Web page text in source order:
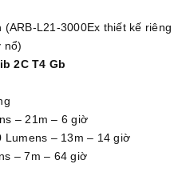
(ARB-L21-3000Ex thiết kế riêng
nổ)
2C T4 Gb
– 21m – 6 giờ
Lumens – 13m – 14 giờ
– 7m – 64 giờ